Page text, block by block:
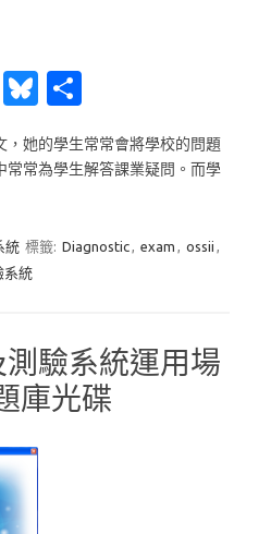
M
Bl
es
，她的學生常常會將學校的問題
常常為學生解答課業疑問。而學
統 標籤: Diagnostic, exam , ossii ,
系統
驗系統運用場
庫光碟